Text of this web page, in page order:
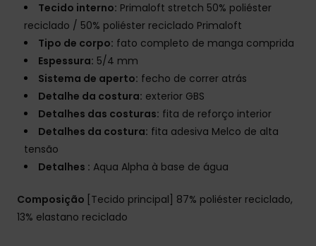
Tecido interno: Primaloft stretch 50% poliéster
reciclado / 50% poliéster reciclado Primaloft
Tipo de corpo: fato completo de manga comprida
Espessura: 5/4 mm
Sistema de aperto: fecho de correr atrás
Detalhe da costura: exterior GBS
Detalhes das costuras: fita de reforço interior
Detalhes da costura: fita adesiva Melco de alta
tensão
Detalhes : Aqua Alpha à base de água
Composição [Tecido principal] 87% poliéster reciclado,
13% elastano reciclado